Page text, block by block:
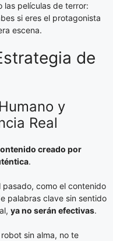
las películas de terror:
si eres el protagonista
escena.
de
y
Real
creado por
.
como el contenido
palabras clave sin sentido
ya no serán efectivas.
sin alma, no te